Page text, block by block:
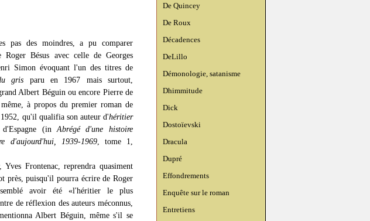
De Quincey
De Roux
Décadences
DeLillo
Démonologie, satanisme
Dhimmitude
Dick
Dostoïevski
Dracula
Dupré
Effondrements
Enquête sur le roman
Entretiens
pas des moindres, a pu comparer
Roger Bésus avec celle de Georges
Simon évoquant l'un des titres de
gris paru en 1967 mais surtout,
Albert Béguin ou encore Pierre de
à propos du premier roman de
qu'il qualifia son auteur d'héritier
d'Espagne (inAbrégé d'une histoire
d'aujourd'hui, 1939-1969, tome 1,
Yves Frontenac, reprendra quasiment
près, puisqu'il pourra écrire de Roger
avoir été «l'héritier le plus
de réflexion des auteurs méconnus,
Albert Béguin, même s'il se